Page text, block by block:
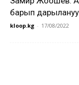
барып
kloop.kg - 17/08/2022